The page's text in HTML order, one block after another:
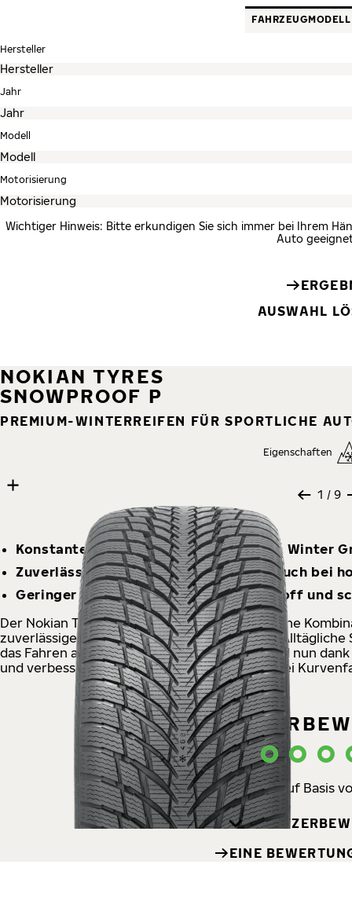
FAHRZEUGMODELL
Hersteller
Jahr
Modell
Motorisierung
Wichtiger Hinweis: Bitte erkundigen Sie sich immer bei Ihrem
Auto
AUSWAHL
9 images
Skip media gallery
1 / 9
NOKIAN TYRES
SNOWPROOF P
PREMIUM-WINTERREIFEN FÜR SPORTLICHE
Der Nokian Tyres Snowproof P ist eine sportliche
zuverlässigem Grip auf winterlichen Straßen.
das Fahren auf matschigen Nebenstraßen, sind nun
und verbesserten Sicherheitseigenschaften bei
Konstante Leistung mit erstklassigem Winter
Zuverlässiges und präzises Handling auch bei
Geringer rollwiderstand spart Kraftstoff und
Bewertet mit 4 auf Basis
EINE
Eigenschaften